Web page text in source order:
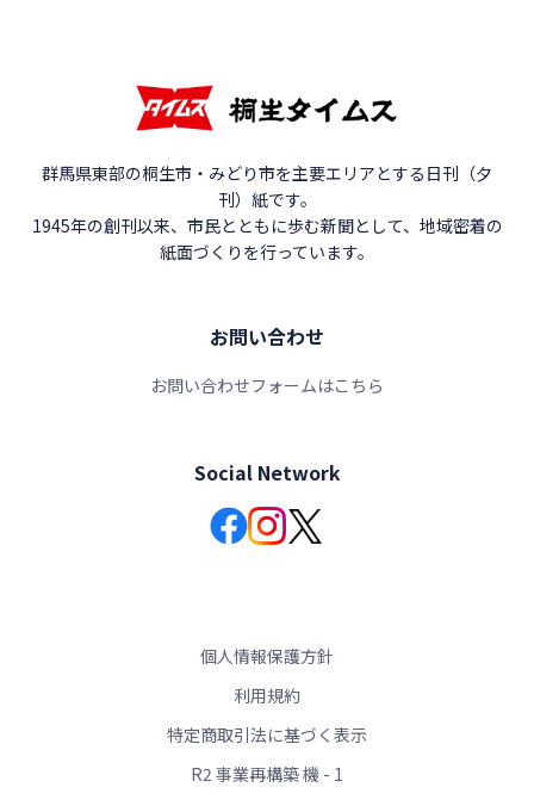
群馬県東部の桐生市・みどり市を主要エリアとする日刊（夕
刊）紙です。
1945年の創刊以来、市民とともに歩む新聞として、地域密着の
紙面づくりを行っています。
お問い合わせ
お問い合わせフォームはこちら
Social Network
個人情報保護方針
利用規約
特定商取引法に基づく表示
R2 事業再構築 機 - 1